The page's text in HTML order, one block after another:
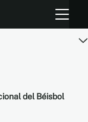
del Béisbol